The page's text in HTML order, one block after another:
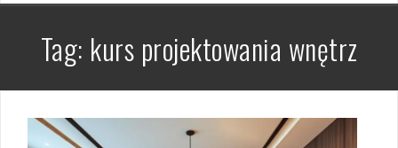
Tag: kurs projektowania wnętrz